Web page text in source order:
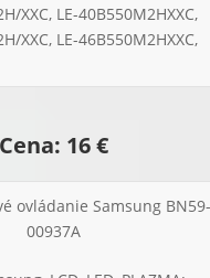
XXC, LE-40B550M2HXXC,
XXC, LE-46B550M2HXXC,
Cena: 16 €
ovládanie Samsung BN59-
00937A